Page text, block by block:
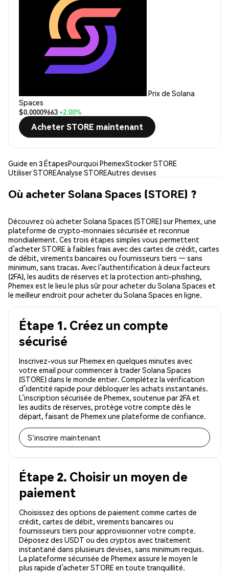
Prix de Solana
Spaces
$0.00009663+2.00%
Acheter STORE maintenant
Guide en 3 ÉtapesPourquoi PhemexStocker STORE
Utiliser STOREAnalyse STOREAutres devises
Où acheter Solana Spaces (STORE) ?
Découvrez où acheter Solana Spaces (STORE) sur Phemex, une
plateforme de crypto-monnaies sécurisée et reconnue
mondialement. Ces trois étapes simples vous permettent
d’acheter STORE à faibles frais avec des cartes de crédit, cartes
de débit, virements bancaires ou fournisseurs tiers — sans
minimum, sans tracas. Avec l’authentification à deux facteurs
(2FA), les audits de réserves et la protection anti-phishing,
Phemex est le lieu le plus sûr pour acheter du Solana Spaces et
le meilleur endroit pour acheter du Solana Spaces en ligne.
Étape 1. Créez un compte
sécurisé
Inscrivez-vous sur Phemex en quelques minutes avec
votre email pour commencer à trader Solana Spaces
(STORE) dans le monde entier. Complétez la vérification
d’identité rapide pour débloquer les achats instantanés.
L’inscription sécurisée de Phemex, soutenue par 2FA et
les audits de réserves, protège votre compte dès le
départ, faisant de Phemex une plateforme de confiance.
S'inscrire maintenant
Étape 2. Choisir un moyen de
paiement
Choisissez des options de paiement comme cartes de
crédit, cartes de débit, virements bancaires ou
fournisseurs tiers pour approvisionner votre compte.
Déposez des USDT ou des cryptos avec traitement
instantané dans plusieurs devises, sans minimum requis.
La plateforme sécurisée de Phemex assure le moyen le
plus rapide d’acheter STORE en toute tranquillité.